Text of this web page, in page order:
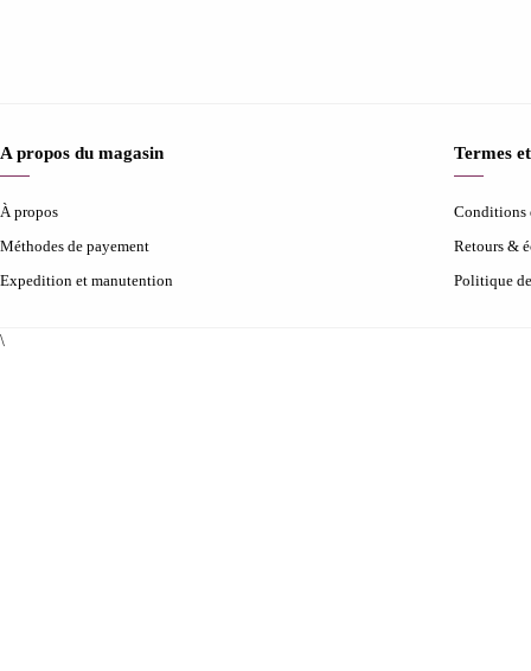
A propos du magasin
À propos
Méthodes de payement
Expedition et manutention
Termes
Conditions
Retours &
Politique
\